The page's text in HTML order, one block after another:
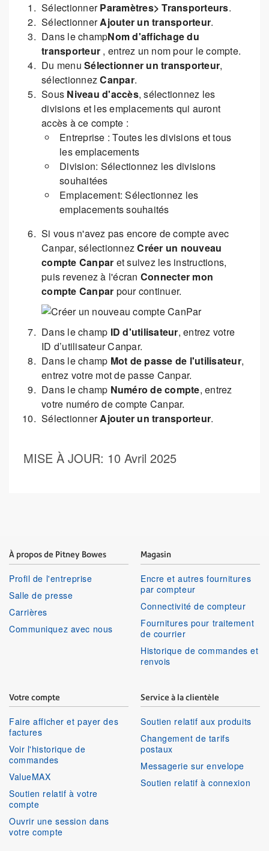
SélectionnerParamètres> Transporteurs.
SélectionnerAjouter un transporteur.
Dans le champNom d'affichage du
transporteur , entrez un nom pour le compte.
Du menu Sélectionner un transporteur,
sélectionnezCanpar.
Sous Niveau d'accès, sélectionnez les
divisions et les emplacements qui auront
accès à ce compte :
Entreprise : Toutes les divisions et tous
les emplacements
Division: Sélectionnez les divisions
souhaitées
Emplacement: Sélectionnez les
emplacements souhaités
Si vous n'avez pas encore de compte avec
Canpar, sélectionnezCréer un nouveau
compte Canpar et suivez les instructions,
puis revenez à l'écran Connecter mon
compte Canpar pour continuer.
Dans le champ ID d'utilisateur, entrez votre
ID d’utilisateur Canpar.
Dans le champ Mot de passe de l'utilisateur,
entrez votre mot de passe Canpar.
Dans le champ Numéro de compte, entrez
votre numéro de compte Canpar.
SélectionnerAjouter un transporteur.
MISE À JOUR: 10 Avril 2025
À propos de Pitney Bowes
Profil de l'entreprise
Salle de presse
Carrières
Communiquez avec nous
Magasin
Encre et autres fournitures
par compteur
Connectivité de compteur
Fournitures pour traitement
de courrier
Historique de commandes et
renvois
Votre compte
Faire afficher et payer des
factures
Voir l'historique de
commandes
ValueMAX
Soutien relatif à votre
compte
Ouvrir une session dans
votre compte
Service à la clientèle
Soutien relatif aux produits
Changement de tarifs
postaux
Messagerie sur envelope
Soutien relatif à connexion